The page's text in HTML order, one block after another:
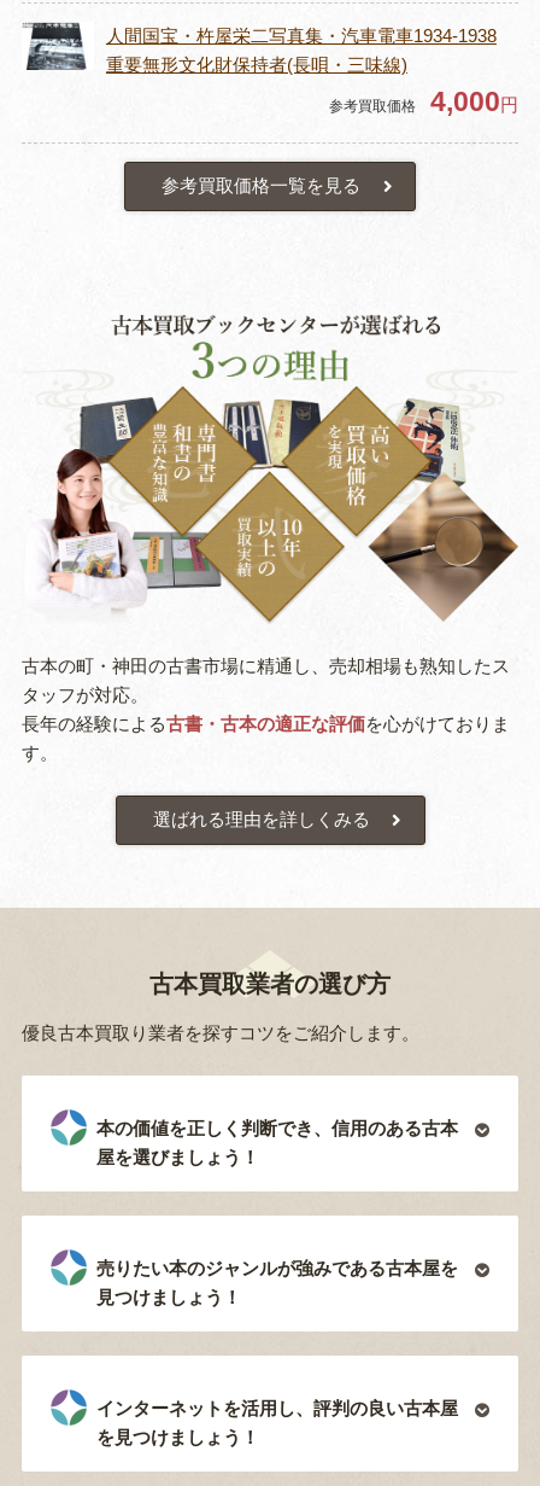
人間国宝・杵屋栄二写真集・汽車電車1934-1938
重要無形文化財保持者(長唄・三味線)
参考買取価格 4,000円
参考買取価格一覧を見る
古本の町・神田の古書市場に精通し、売却相場も熟知したス
タッフが対応。
長年の経験による古書・古本の適正な評価を心がけておりま
す。
選ばれる理由を詳しくみる
古本買取業者の選び方
優良古本買取り業者を探すコツをご紹介します。
本の価値を正しく判断でき、信用のある古本
屋を選びましょう！
売りたい本のジャンルが強みである古本屋を
見つけましょう！
インターネットを活用し、評判の良い古本屋
を見つけましょう！